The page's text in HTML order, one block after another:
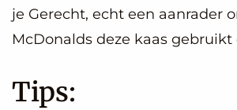
je Gerecht, echt een aanrader
McDonalds deze kaas
Tips: